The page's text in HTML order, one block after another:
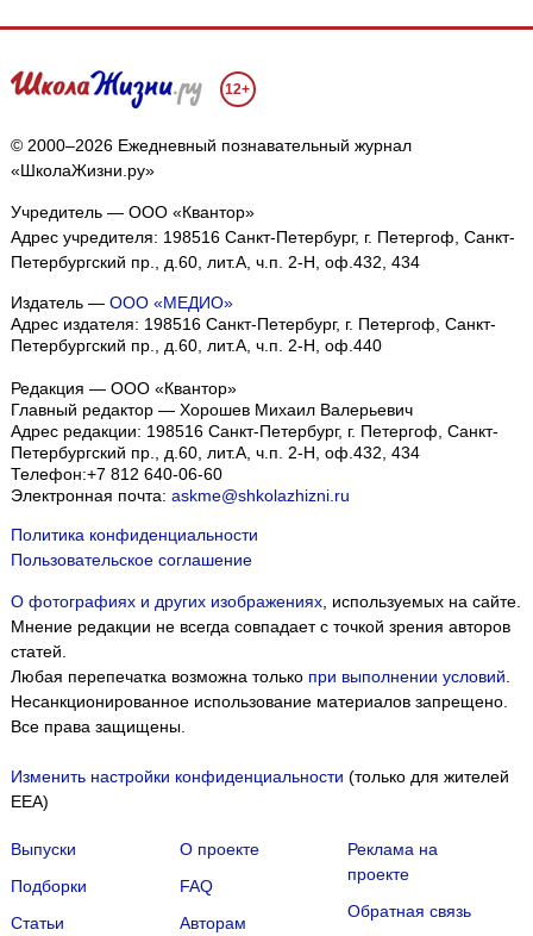
12+
© 2000–2026 Ежедневный познавательный журнал
«ШколаЖизни.ру»
Учредитель — ООО «Квантор»
Адрес учредителя: 198516 Санкт-Петербург, г. Петергоф, Санкт-
Петербургский пр., д.60, лит.А, ч.п. 2-Н, оф.432, 434
Издатель — ООО «МЕДИО»
Адрес издателя: 198516 Санкт-Петербург, г. Петергоф, Санкт-
Петербургский пр., д.60, лит.А, ч.п. 2-Н, оф.440
Редакция — ООО «Квантор»
Главный редактор — Хорошев Михаил Валерьевич
Адрес редакции: 198516 Санкт-Петербург, г. Петергоф Санкт-
Петербургский пр., д.60, лит.А, ч.п. 2-Н, оф.432, 434
Телефон:+7 812 640-06-60
Электронная почта: askme@shkolazhizni.ru
Политика конфиденциальности
Пользовательское соглашение
О фотографиях и других изображениях, используемых на сайте.
Мнение редакции не всегда совпадает с точкой зрения авторов
статей.
Любая перепечатка возможна только при выполнении условий
Несанкционированное использование материалов запрещено.
Все права защищены.
Изменить настройки конфиденциальности (только для жителей
EEA)
Выпуски
Подборки
Статьи
О проекте
FAQ
Авторам
Реклама на
проекте
Обратная связь